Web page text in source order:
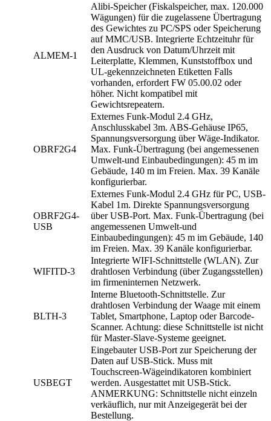
ALMEM-1
Alibi-Speicher (Fiskalspeicher, max. 120.000
Wägungen) für die zugelassene Übertragung
des Gewichtes zu PC/SPS oder Speicherung
auf MMC/USB. Integrierte Echtzeituhr für
den Ausdruck von Datum/Uhrzeit mit
Leiterplatte, Klemmen, Kunststoffbox und
UL-gekennzeichneten Etiketten Falls
vorhanden, erfordert FW 05.00.02 oder
höher. Nicht kompatibel mit
Gewichtsrepeatern.
OBRF2G4
Externes Funk-Modul 2.4 GHz,
Anschlusskabel 3m. ABS-Gehäuse IP65,
Spannungsversorgung über Wäge-Indikator.
Max. Funk-Übertragung (bei angemessenen
Umwelt-und Einbaubedingungen): 45 m im
Gebäude, 140 m im Freien. Max. 39 Kanäle
konfigurierbar.
OBRF2G4-
USB
Externes Funk-Modul 2.4 GHz für PC, USB-
Kabel 1m. Direkte Spannungsversorgung
über USB-Port. Max. Funk-Übertragung (bei
angemessenen Umwelt-und
Einbaubedingungen): 45 m im Gebäude, 140
im Freien. Max. 39 Kanäle konfigurierbar.
WIFITD-3
Integrierte WIFI-Schnittstelle (WLAN). Zur
drahtlosen Verbindung (über Zugangsstellen)
im firmeninternen Netzwerk.
BLTH-3
Interne Bluetooth-Schnittstelle. Zur
drahtlosen Verbindung der Waage mit einem
Tablet, Smartphone, Laptop oder Barcode-
Scanner. Achtung: diese Schnittstelle ist nicht
für Master-Slave-Systeme geeignet.
USBEGT
Eingebauter USB-Port zur Speicherung der
Daten auf USB-Stick. Muss mit
Touchscreen-Wägeindikatoren kombiniert
werden. Ausgestattet mit USB-Stick.
ANMERKUNG: Schnittstelle nicht einzeln
verkäuflich, nur mit Anzeigegerät bei der
Bestellung.